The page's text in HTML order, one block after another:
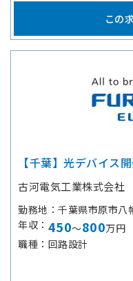
この
【千葉】光デバイス
古河電気工業株式会社
勤務地
千葉県市原市八
年収
450～800万円
職種
回路設計